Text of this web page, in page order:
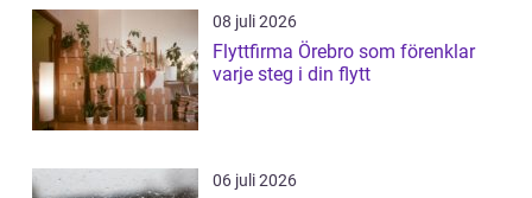
08 juli 2026
Flyttfirma Örebro som förenklar
varje steg i din flytt
06 juli 2026